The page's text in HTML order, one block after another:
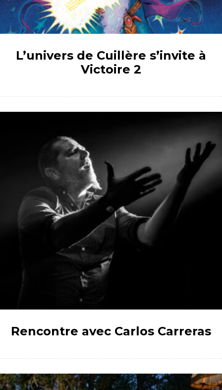
L’univers de Cuillère s’invite à
Victoire 2
Rencontre avec Carlos Carreras